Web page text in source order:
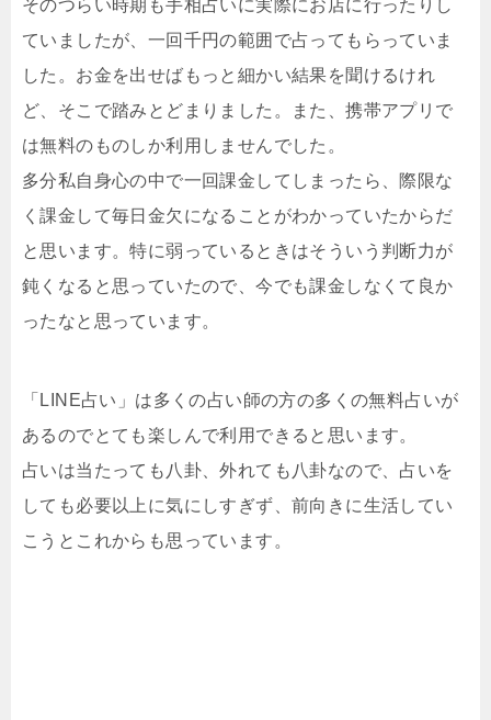
そのつらい時期も手相占いに実際にお店に行ったりし
ていましたが、一回千円の範囲で占ってもらっていま
した。お金を出せばもっと細かい結果を聞けるけれ
ど、そこで踏みとどまりました。また、携帯アプリで
は無料のものしか利用しませんでした。
多分私自身心の中で一回課金してしまったら、際限な
く課金して毎日金欠になることがわかっていたからだ
と思います。特に弱っているときはそういう判断力が
鈍くなると思っていたので、今でも課金しなくて良か
ったなと思っています。
「LINE占い」は多くの占い師の方の多くの無料占いが
あるのでとても楽しんで利用できると思います。
占いは当たっても八卦、外れても八卦なので、占いを
しても必要以上に気にしすぎず、前向きに生活してい
こうとこれからも思っています。